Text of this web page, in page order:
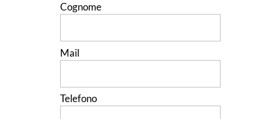
Cognome
Mail
Telefono